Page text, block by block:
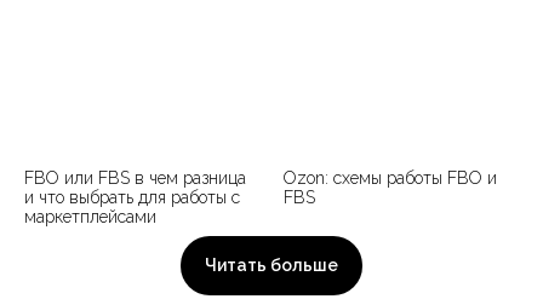
FBO или FBS в чем разница
и что выбрать для работы с
маркетплейсами
Ozon: схемы работы FBO и
FBS
Читать больше